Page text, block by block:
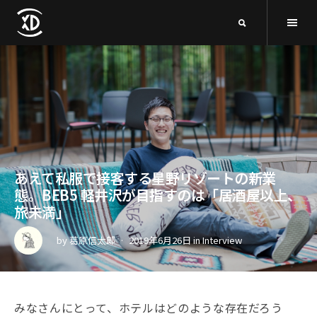
あえて私服で接客する星野リゾートの新業
態。BEB5 軽井沢が目指すのは「居酒屋以上、
旅未満」
by葛原信太郎 2019年6月26日inInterview
みなさんにとって、ホテルはどのような存在だろう